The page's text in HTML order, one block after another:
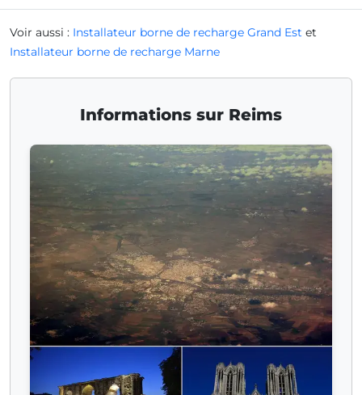
Voir aussi : Installateur borne de recharge Grand Est et
Installateur borne de recharge Marne
Informations sur Reims